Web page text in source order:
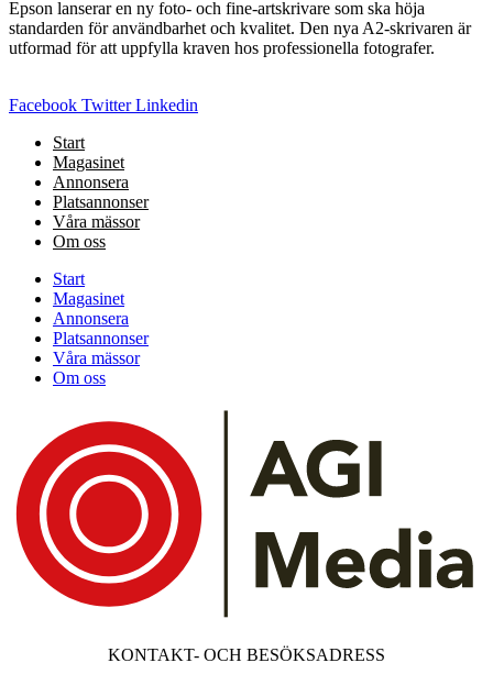
Epson lanserar en ny foto- och fine-artskrivare som ska höja
standarden för användbarhet och kvalitet. Den nya A2-skrivaren är
utformad för att uppfylla kraven hos professionella fotografer.
Facebook Twitter Linkedin
Start
Magasinet
Annonsera
Platsannonser
Våra mässor
Om oss
Start
Magasinet
Annonsera
Platsannonser
Våra mässor
Om oss
KONTAKT- OCH BESÖKSADRESS